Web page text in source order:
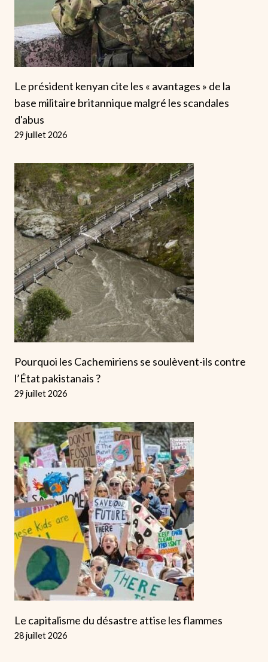
Le président kenyan cite les « avantages » de la
base militaire britannique malgré les scandales
d'abus
29 juillet 2026
Pourquoi les Cachemiriens se soulèvent-ils contre
l’État pakistanais ?
29 juillet 2026
Le capitalisme du désastre attise les flammes
28 juillet 2026